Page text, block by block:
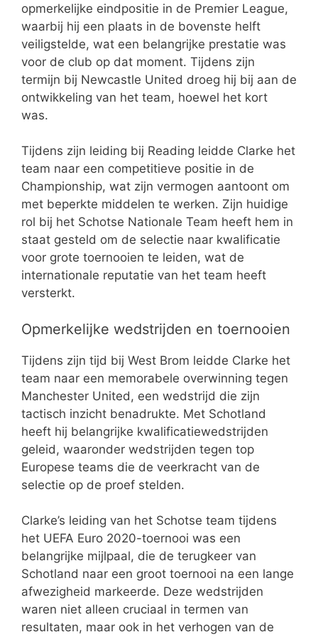
opmerkelijke eindpositie in de Premier League,
waarbij hij een plaats in de bovenste helft
veiligstelde, wat een belangrijke prestatie was
voor de club op dat moment. Tijdens zijn
termijn bij Newcastle United droeg hij bij aan de
ontwikkeling van het team, hoewel het kort
was.
Tijdens zijn leiding bij Reading leidde Clarke het
team naar een competitieve positie in de
Championship, wat zijn vermogen aantoont om
met beperkte middelen te werken. Zijn huidige
rol bij het Schotse Nationale Team heeft hem in
staat gesteld om de selectie naar kwalificatie
voor grote toernooien te leiden, wat de
internationale reputatie van het team heeft
versterkt.
Opmerkelijke wedstrijden en toernooien
Tijdens zijn tijd bij West Brom leidde Clarke het
team naar een memorabele overwinning tegen
Manchester United, een wedstrijd die zijn
tactisch inzicht benadrukte. Met Schotland
heeft hij belangrijke kwalificatiewedstrijden
geleid, waaronder wedstrijden tegen top
Europese teams die de veerkracht van de
selectie op de proef stelden.
Clarke’s leiding van het Schotse team tijdens
het UEFA Euro 2020-toernooi was een
belangrijke mijlpaal, die de terugkeer van
Schotland naar een groot toernooi na een lange
afwezigheid markeerde. Deze wedstrijden
waren niet alleen cruciaal in termen van
resultaten, maar ook in het verhogen van de